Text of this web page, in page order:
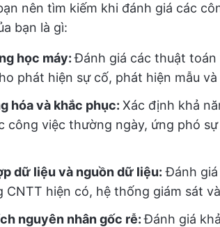
nên tìm kiếm khi đánh giá các
bạn là gì:
học máy: Đánh giá các thuật
phát hiện sự cố, phát hiện mẫu
hóa và khắc phục: Xác định khả
công việc thường ngày, ứng phó
dữ liệu và nguồn dữ liệu: Đánh
CNTT hiện có, hệ thống giám sát
nguyên nhân gốc rễ:Đánh giá